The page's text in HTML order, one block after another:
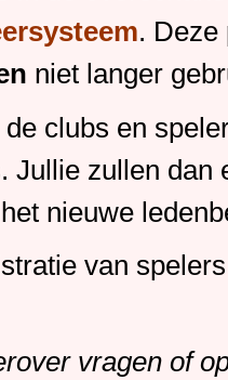
. Deze
niet langer
clubs en
Jullie zullen dan
nieuwe
van
vragen of